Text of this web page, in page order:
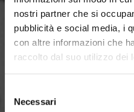
nostri partner che si
pubblicità e social media, i
con altre informazioni che
raccolto dal suo utilizzo dei
delNecessari